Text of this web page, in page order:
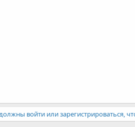
войти или зарегистрироваться,